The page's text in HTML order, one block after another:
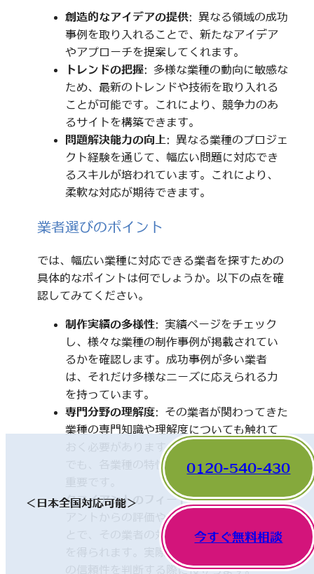
創造的なアイデアの提供: 異なる領域の成功
事例を取り入れることで、新たなアイデア
やアプローチを提案してくれます。
トレンドの把握: 多様な業種の動向に敏感な
ため、最新のトレンドや技術を取り入れる
ことが可能です。これにより、競争力のあ
るサイトを構築できます。
問題解決能力の向上: 異なる業種のプロジェ
クト経験を通じて、幅広い問題に対応でき
るスキルが培われています。これにより、
柔軟な対応が期待できます。
業者選びのポイント
では、幅広い業種に対応できる業者を探すための
具体的なポイントは何でしょうか。以下の点を確
認してみてください。
制作実績の多様性: 実績ページをチェック
し、様々な業種の制作事例が掲載されてい
るかを確認します。成功事例が多い業者
は、それだけ多様なニーズに応えられる力
を持っています。
専門分野の理解度: その業者が関わってきた
業種の専門知識や理解度についても触れて
おく必要があります。一見、異なった分野
でも、各業種の特性を理解していることが
クライアントのフィードバック: 他のクライ
アントからの評価やレビューを確認するこ
とで、その業者の対応や成果に関する情報
を得られます。実際の利用者の声は、業者
の信頼性を判断する際に役立ちます。
＜日本全国対応可能＞
0120-540-430
今すぐ無料相談